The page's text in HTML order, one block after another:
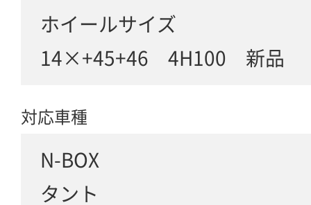
ホイールサイズ
14×+45+46 4H100 新品
対応車種
N-BOX
タント